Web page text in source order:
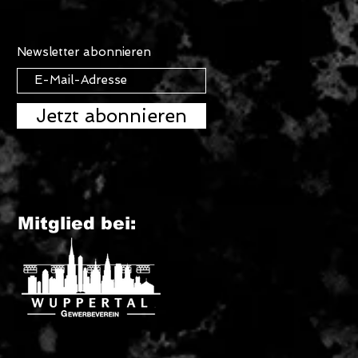
Newsletter abonnieren
Jetzt abonnieren
Mitglied bei: